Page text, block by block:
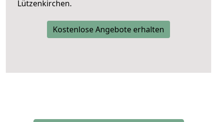
Lützenkirchen.
Kostenlose Angebote erhalten